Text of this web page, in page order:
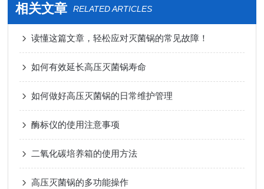
相关文章 RELATED ARTICLES
读懂这篇文章，轻松应对灭菌锅的常见故障！
如何有效延长高压灭菌锅寿命
如何做好高压灭菌锅的日常维护管理
酶标仪的使用注意事项
二氧化碳培养箱的使用方法
高压灭菌锅的多功能操作